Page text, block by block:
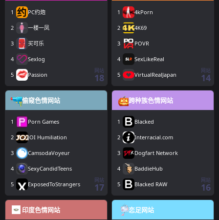
1 PC约炮
2 一楼一凤
3 买可乐
4 Sexlog
5 Passion
网站
18
1 4kPorn
2 4K69
3 POVR
4 SexLikeReal
5 VirtualRealJapan
网站
14
偷窥色情网站
1 Porn Games
2 JOI Humiliation
3 CamsodaVoyeur
4 SexyCandidTeens
5 ExposedToStrangers
网站
17
跨种族色情网站
1 Blacked
2 Interracial.com
3 Dogfart Network
4 BaddieHub
5 Blacked RAW
网站
16
印度色情网站 恋足网站